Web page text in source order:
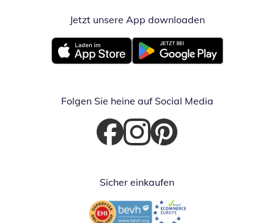
Jetzt unsere App downloadenÖffnet in
Öffnet in neuem FensterÖffnet in neuem Fenster
Folgen Sie heine auf Social Media
Öffnet in neuem Fenster
Öffnet in neuem Fenster
Öffnet in neuem Fenster
Sicher einkaufen